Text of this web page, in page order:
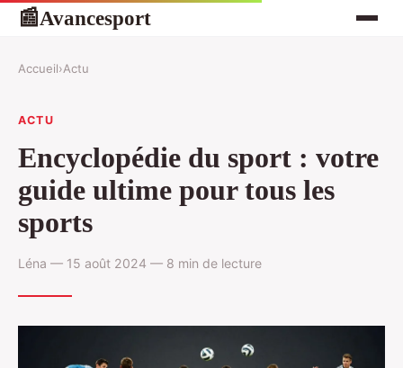
📰Avancesport
Accueil›Actu
ACTU
Encyclopédie du sport : votre
guide ultime pour tous les
sports
Léna — 15 août 2024 — 8 min de lecture